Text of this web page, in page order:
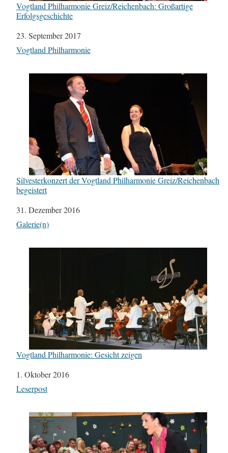
Vogtland Philharmonie Greiz/Reichenbach: Großartige
Erfolgsgeschichte
Datum
23. September 2017
In Bezug auf
Vogtland Philharmonie
Silvesterkonzert der Vogtland Philharmonie Greiz/Reichenbach
begeistert
Datum
31. Dezember 2016
In Bezug auf
Galerie(n)
Vogtland Philharmonie: Gesicht zeigen
Datum
1. Oktober 2016
In Bezug auf
Leserpost